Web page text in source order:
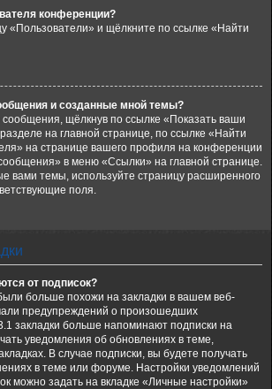
конференции?
«Пользователи» и щёлкните по ссылке «Найти
и созданные мной темы?
щёлкнув по ссылке «Показать ваши
на главной странице, по ссылке «Найти
на странице вашего профиля на конференции
в меню «Ссылки» на главной странице.
вами темы, используйте страницу расширенного
поля.
от подписок?
больше похожи на закладки в вашем веб-
предупреждений о произошедших
закладки больше напоминают подписки на
уведомления об обновлениях в теме,
В случае подписки, вы будете получать
в теме или форуме. Настройки уведомлений
можно задать на вкладке «Личные настройки»